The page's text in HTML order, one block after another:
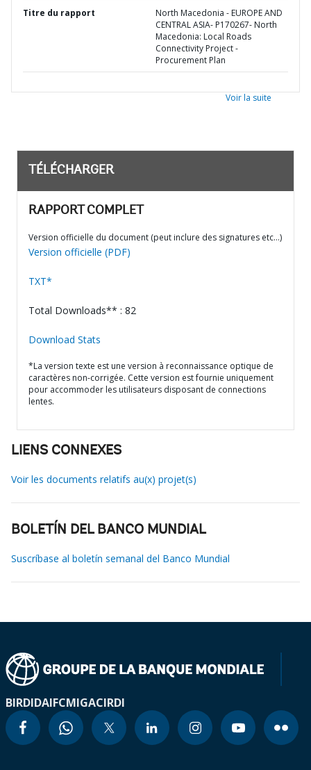
Titre du rapport
North Macedonia - EUROPE AND
CENTRAL ASIA- P170267- North
Macedonia: Local Roads
Connectivity Project -
Procurement Plan
Voir la suite
TÉLÉCHARGER
RAPPORT COMPLET
Version officielle du document (peut inclure des signatures etc…)
Version officielle (PDF)
TXT*
Total Downloads** : 82
Download Stats
*La version texte est une version à reconnaissance optique de
caractères non-corrigée. Cette version est fournie uniquement
pour accommoder les utilisateurs disposant de connections
lentes.
LIENS CONNEXES
Voir les documents relatifs au(x) projet(s)
BOLETÍN DEL BANCO MUNDIAL
Suscríbase al boletín semanal del Banco Mundial
BIRDIDAIFCMIGACIRDI